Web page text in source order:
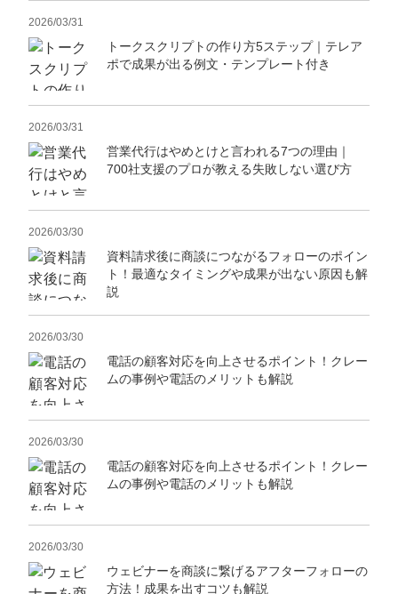
2026/03/31
トークスクリプトの作り方5ステップ｜テレア
ポで成果が出る例文・テンプレート付き
2026/03/31
営業代行はやめとけと言われる7つの理由｜
700社支援のプロが教える失敗しない選び方
2026/03/30
資料請求後に商談につながるフォローのポイン
ト！最適なタイミングや成果が出ない原因も解
説
2026/03/30
電話の顧客対応を向上させるポイント！クレー
ムの事例や電話のメリットも解説
2026/03/30
電話の顧客対応を向上させるポイント！クレー
ムの事例や電話のメリットも解説
2026/03/30
ウェビナーを商談に繋げるアフターフォローの
方法！成果を出すコツも解説